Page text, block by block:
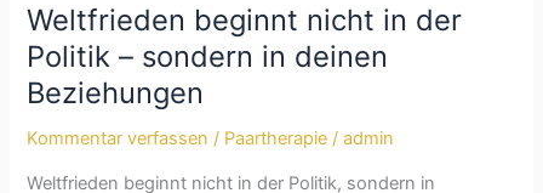
Weltfrieden beginnt nicht in der
Politik – sondern in deinen
Beziehungen
Kommentar verfassen / Paartherapie /admin
Weltfrieden beginnt nicht in der Politik, sondern in
Weltfrieden
beginnt
nicht
in
der